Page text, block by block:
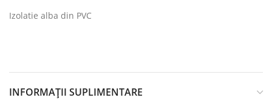
Izolatie alba din PVC
INFORMAȚII SUPLIMENTARE